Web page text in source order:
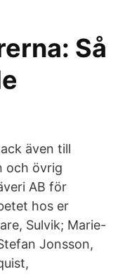
Så
även till
och övrig
AB för
hos er
Sulvik; Marie-
Jonsson,